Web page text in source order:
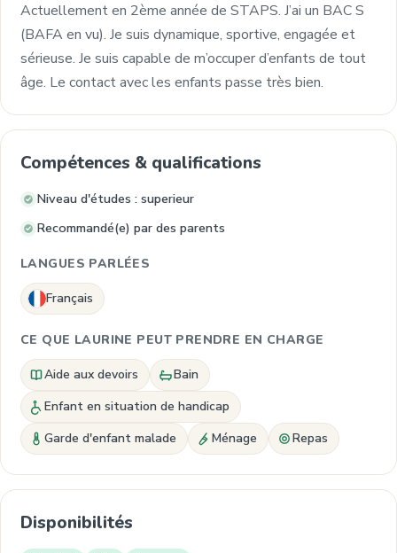
Actuellement en 2ème année de STAPS. J’ai un BAC S
(BAFA en vu). Je suis dynamique, sportive, engagée et
sérieuse. Je suis capable de m’occuper d’enfants de tout
âge. Le contact avec les enfants passe très bien.
Compétences & qualifications
Niveau d'études : superieur
Recommandé(e) par des parents
LANGUES PARLÉES
Français
CE QUE LAURINE PEUT PRENDRE EN CHARGE
Aide aux devoirs
Bain
Enfant en situation de handicap
Garde d'enfant malade
Ménage Repas
Disponibilités